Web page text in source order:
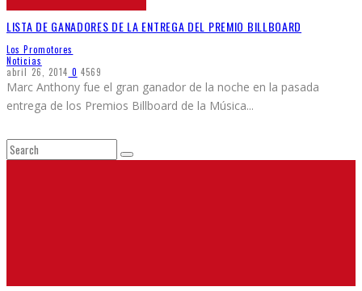
LISTA DE GANADORES DE LA ENTREGA DEL PREMIO BILLBOARD
Los Promotores
Noticias
abril 26, 2014 0 4569
Marc Anthony fue el gran ganador de la noche en la pasada
entrega de los Premios Billboard de la Música...